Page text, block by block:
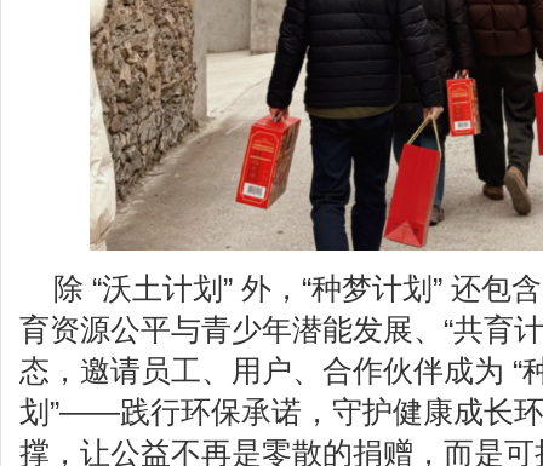
除 “沃土计划” 外，“种梦计划” 还
育资源公平与青少年潜能发展、“共育
态，邀请员工、用户、合作伙伴成为 “
划”——践行环保承诺，守护健康成长
撑，让公益不再是零散的捐赠，而是